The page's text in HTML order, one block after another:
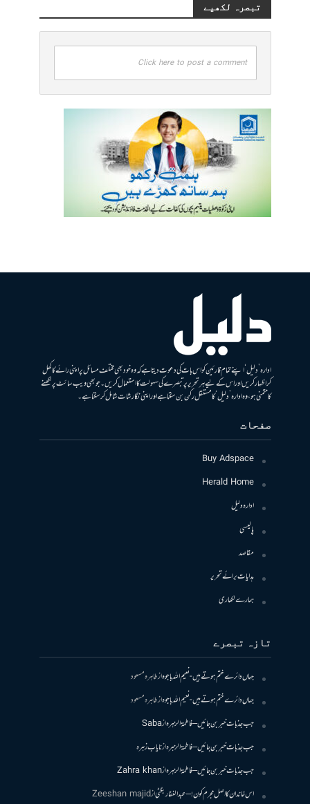
تبصرہ لکھیے
Click here to post a comment
ادارہ ’دلیل‘ اپنے تمام قارئین کو اس بات کی دعوت دیتا ہے کہ وہ خود بھی مختلف مسائل پر اپنی رائے کا کھل
کر اظہار کریں اور اس کے لیے ہر تحریر پر تبصرے کی سہولت کا استعمال کریں۔ جو بھی ویب سائٹ پر لکھنے
کا متمنی ہو، وہ ادارہ ’دلیل‘ کا مستقل رکن بن سکتا ہے اور اپنی نگارشات شامل کرسکتا ہے۔
صفحات
Buy Adspace
Herald Home
ادارہ دلیل
پالیسی
مقاصد
ہدایات برائے تحریر
ہمارے لکھاری
تازہ تبصرے
جہاں دائرے ختم ہوتے ہیں- نعیم اللہ باجوہازطاہرہ مسعود
جہاں دائرے ختم ہوتے ہیں- نعیم اللہ باجوہازطاہرہ مسعود
جب جذبات خبر بن جائیں – فاطمۃالزہرہازSaba
جب جذبات خبر بن جائیں – فاطمۃالزہرہازنایاب زہرہ
جب جذبات خبر بن جائیں – فاطمۃالزہرہازZahra khan
اس خاندان کا اصل مجرم کون! – عبدالغفار بگٹیازZeeshan majid